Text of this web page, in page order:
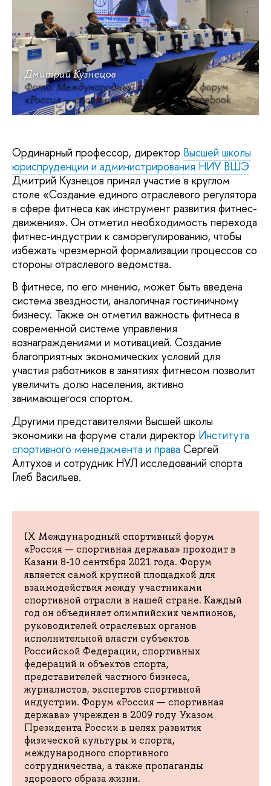
Дмитрий Кузнецов
Фото: Международный спортивный форум
«Россия — спортивная держава» / Facebook
Ординарный профессор, директор Высшей школы
юриспруденции и администрирования НИУ ВШЭ
Дмитрий Кузнецов принял участие в круглом
столе «Создание единого отраслевого регулятора
в сфере фитнеса как инструмент развития фитнес-
движения». Он отметил необходимость перехода
фитнес-индустрии к саморегулированию, чтобы
избежать чрезмерной формализации процессов со
стороны отраслевого ведомства.
В фитнесе, по его мнению, может быть введена
система звездности, аналогичная гостиничному
бизнесу. Также он отметил важность фитнеса в
современной системе управления
вознаграждениями и мотивацией. Создание
благоприятных экономических условий для
участия работников в занятиях фитнесом позволит
увеличить долю населения, активно
занимающегося спортом.
Другими представителями Высшей школы
экономики на форуме стали директор Института
спортивного менеджмента и права Сергей
Алтухов и сотрудник НУЛ исследований спорта
Глеб Васильев.
IX Международный спортивный форум
«Россия — спортивная держава» проходит в
Казани 8-10 сентября 2021 года. Форум
является самой крупной площадкой для
взаимодействия между участниками
спортивной отрасли в нашей стране. Каждый
год он объединяет олимпийских чемпионов,
руководителей отраслевых органов
исполнительной власти субъектов
Российской Федерации, спортивных
федераций и объектов спорта,
представителей частного бизнеса,
журналистов, экспертов спортивной
индустрии. Форум «Россия — спортивная
держава» учрежден в 2009 году Указом
Президента России в целях развития
физической культуры и спорта,
международного спортивного
сотрудничества, а также пропаганды
здорового образа жизни.